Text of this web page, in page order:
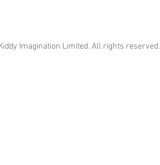
Imagination Limited. All rights reserved.